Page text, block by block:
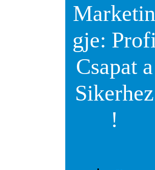
Marketin
gje: Profi
Csapat a
Sikerhez
!